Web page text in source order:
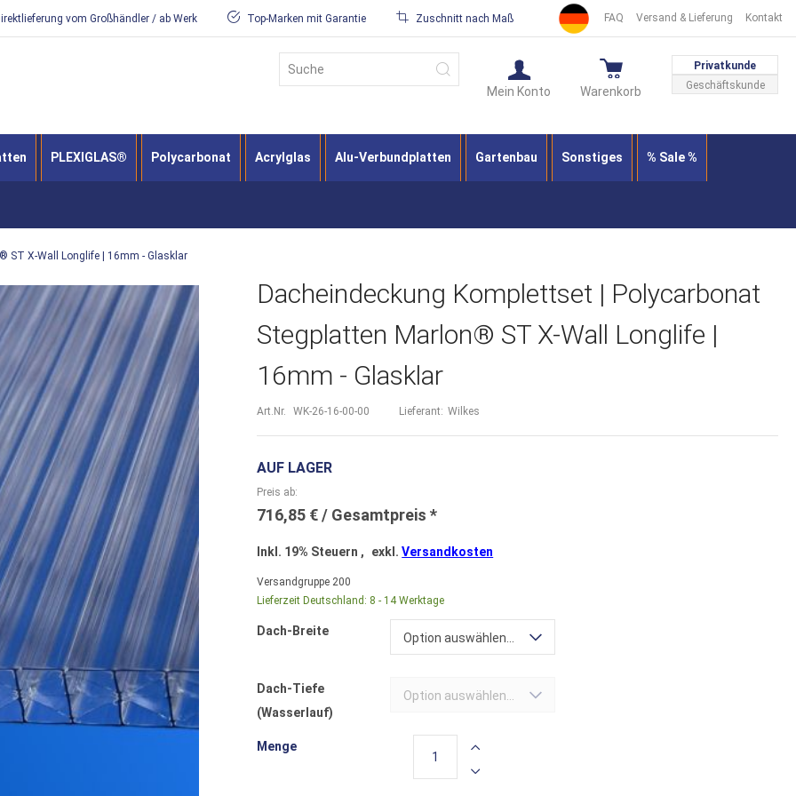
FAQ Versand & Lieferung Kontakt
vom Großhändler / ab Werk Top-Marken mit Garantie Zuschnitt nach Maß
Privatkunde
Geschäftskunde
Warenkorb
Mein Konto
Suche
PLEXIGLAS® Polycarbonat Acrylglas Alu-Verbundplatten Gartenbau Sonstiges % Sale %
ST X-Wall Longlife | 16mm - Glasklar
Dacheindeckung Komplettset | Polycarbonat
Stegplatten Marlon® ST X-Wall Longlife |
16mm - Glasklar
Art.Nr. WK-26-16-00-00 Lieferant: Wilkes
AUF LAGER
Preis ab
716,85 €
Inkl. 19% Steuern , exkl.Versandkosten
Versandgruppe 200
Lieferzeit Deutschland: 8 - 14 Werktage
Dach-Breite Option auswählen...
Dach-Tiefe
(Wasserlauf)
Option auswählen...
Menge